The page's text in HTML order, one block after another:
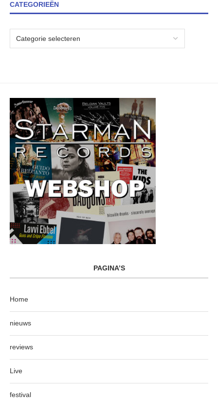
CATEGORIEËN
PAGINA’S
Home
nieuws
reviews
Live
festival